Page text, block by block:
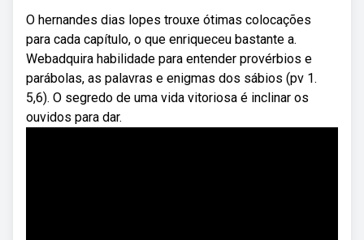
O hernandes dias lopes trouxe ótimas colocações
para cada capítulo, o que enriqueceu bastante a.
Webadquira habilidade para entender provérbios e
parábolas, as palavras e enigmas dos sábios (pv 1.
5,6). O segredo de uma vida vitoriosa é inclinar os
ouvidos para dar.